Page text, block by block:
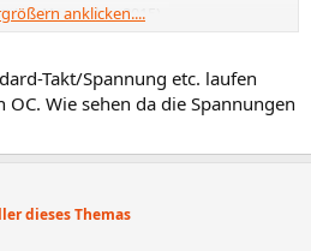
(10. November 2015
Einstellungen nicht der Fall
anklicken....
Takt/Spannung etc. laufen
Wie sehen da die Spannungen
dieses Themas